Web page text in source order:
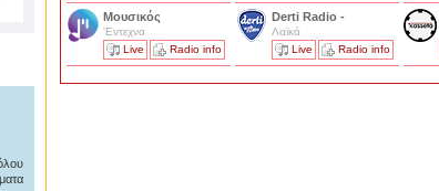
Μουσικός
'Εντεχνα
Live
Radio info
Derti Radio -
Λαϊκά
Live
Radio info